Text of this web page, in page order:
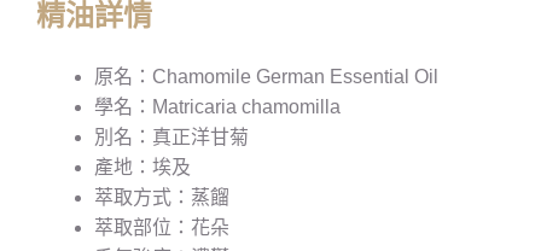
精油詳情
原名：Chamomile German Essential Oil
學名：Matricaria chamomilla
別名：真正洋甘菊
產地：埃及
萃取方式：蒸餾
萃取部位：花朵